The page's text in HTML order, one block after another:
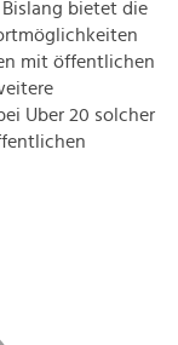
bietet die
mit öffentlichen
Uber 20 solcher